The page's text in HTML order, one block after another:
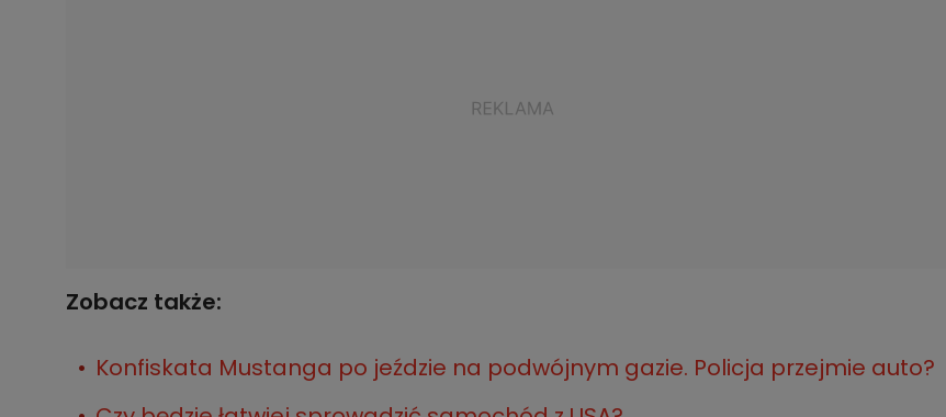
Zobacz także:
Konfiskata Mustanga po jeździe na podwójnym gazie. Policja przejmie auto?